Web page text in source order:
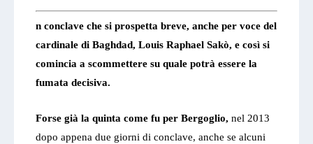
n conclave che si prospetta breve, anche per voce del
cardinale di Baghdad, Louis Raphael Sakò, e così si
comincia a scommettere su quale potrà essere la
fumata decisiva.
Forse già la quinta come fu per Bergoglio, nel 2013
dopo appena due giorni di conclave, anche se alcuni